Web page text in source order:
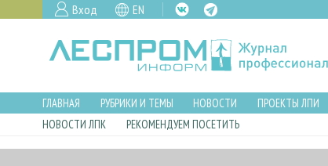
Вход EN
ГЛАВНАЯ РУБРИКИ И ТЕМЫ НОВОСТИ ПРОЕКТЫ ЛПИ
НОВОСТИ ЛПК
РЕКОМЕНДУЕМ ПОСЕТИТЬ